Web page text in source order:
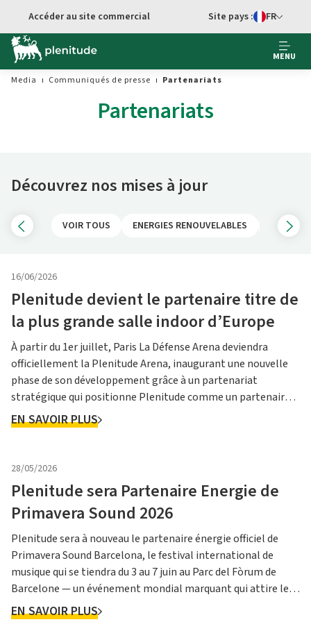
Aller au contenu principal
Accéder au site commercial
Sélecteur de
Site pays : FR
MENU
Media
Communiqués de presse Partenariats
Partenariats
Découvrez nos mises à jour
VOIR TOUS ENERGIES RENOUVELABLES RETAIL
16/06/2026
Plenitude devient le partenaire titre de
la plus grande salle indoor d’Europe
À partir du 1er juillet, Paris La Défense Arena deviendra
officiellement la Plenitude Arena, inaugurant une nouvelle
phase de son développement grâce à un partenariat
stratégique qui positionne Plenitude comme un partenaire
clé de la plus grande salle indoor d'Europe. Ce partenariat
alimente l'ambition de l'Arena : façonner le lieu du futur – in...
EN SAVOIR PLUS
28/05/2026
Plenitude sera Partenaire Energie de
Primavera Sound 2026
Plenitude sera à nouveau le partenaire énergie officiel de
Primavera Sound Barcelona, le festival international de
musique qui se tiendra du 3 au 7 juin au Parc del Fòrum de
Barcelone — un événement mondial marquant qui attire les
artistes de premier plan sur ses scènes. L'édition 2026
EN SAVOIR PLUS